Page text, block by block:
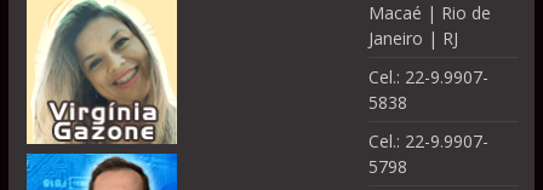
Macaé | Rio de
Janeiro | RJ
Cel.: 22-9.9907-
5838
Cel.: 22-9.9907-
5798